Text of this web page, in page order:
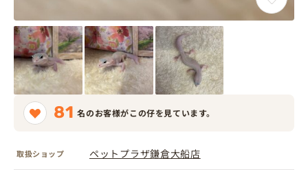
81 名のお客様がこの仔を見ています。
取扱ショップ ペットプラザ鎌倉大船店